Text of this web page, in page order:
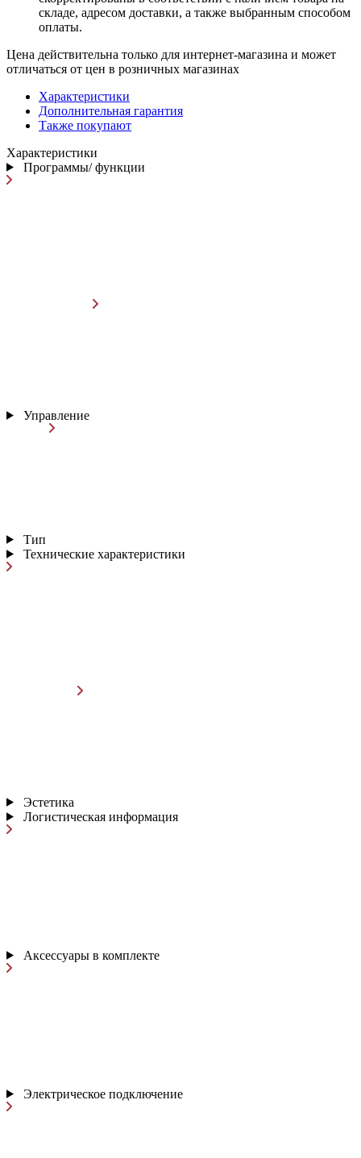
складе, адресом доставки, а также выбранным способом
оплаты.
Цена действительна только для интернет-магазина и может
отличаться от цен в розничных магазинах
Характеристики
Дополнительная гарантия
Также покупают
Характеристики
Программы/ функции
Управление
Тип
Технические характеристики
Эстетика
Логистическая информация
Аксессуары в комплекте
Электрическое подключение